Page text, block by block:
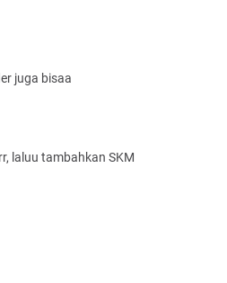
juga bisaa
laluu tambahkan SKM